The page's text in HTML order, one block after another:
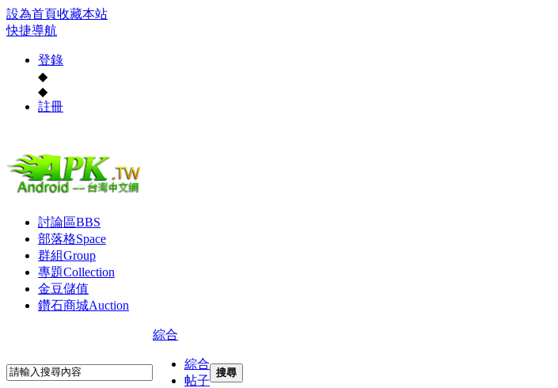
設為首頁收藏本站
快捷導航
登錄
◆
◆
註冊
討論區BBS
部落格Space
群組Group
專題Collection
金豆儲值
鑽石商城Auction
綜合
綜合
帖子
搜尋